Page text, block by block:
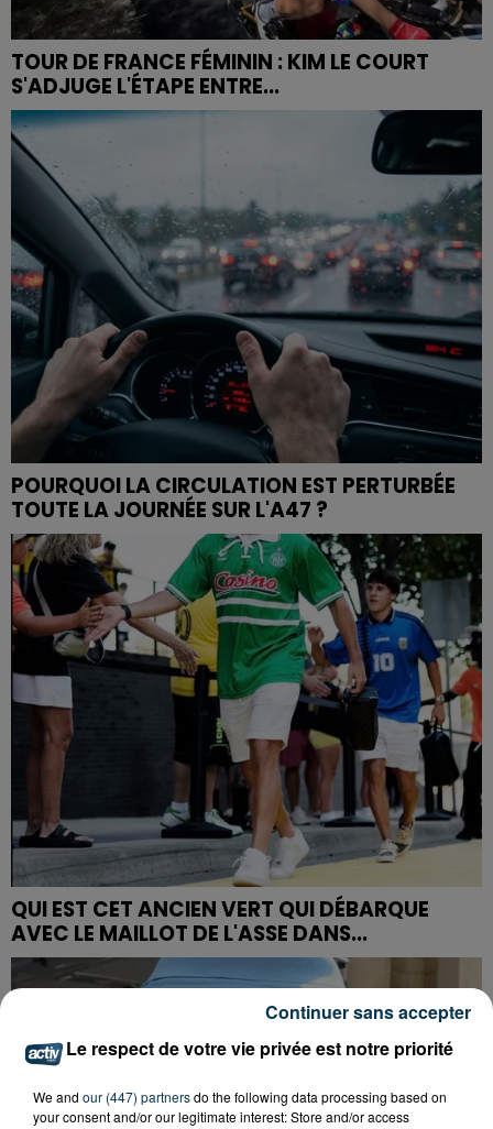
TOUR DE FRANCE FÉMININ : KIM LE COURT
S'ADJUGE L'ÉTAPE ENTRE...
POURQUOI LA CIRCULATION EST PERTURBÉE
TOUTE LA JOURNÉE SUR L'A47 ?
QUI EST CET ANCIEN VERT QUI DÉBARQUE
AVEC LE MAILLOT DE L'ASSE DANS...
Le respect de votre vie privée est notre priorité
We and our (447) partnersdo the following data processing based on
your consent and/or our legitimate interest: Store and/or access
Continuer sans accepter